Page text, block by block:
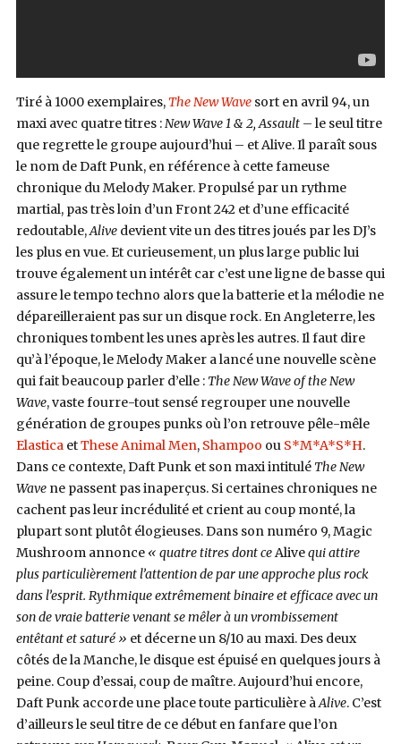
Tiré à 1000 exemplaires,The New Wavesort en avril 94, un
maxi avec quatre titres :New Wave 1 & 2, Assault– le seul titre
que regrette le groupe aujourd’hui – et Alive. Il paraît sous
le nom de Daft Punk, en référence à cette fameuse
chronique du Melody Maker. Propulsé par un rythme
martial, pas très loin d’un Front 242 et d’une efficacité
redoutable,Alivedevient vite un des titres joués par les DJ’s
les plus en vue. Et curieusement, un plus large public lui
trouve également un intérêt car c’est une ligne de basse qui
assure le tempo techno alors que la batterie et la mélodie ne
dépareilleraient pas sur un disque rock. En Angleterre, les
chroniques tombent les unes après les autres. Il faut dire
qu’à l’époque, le Melody Maker a lancé une nouvelle scène
qui fait beaucoup parler d’elle : The New Wave of the New
Wave, vaste fourre-tout sensé regrouper une nouvelle
génération de groupes punks où l’on retrouve pêle-mêle
ElasticaetThese Animal Men, Shampoo ou S*M*A*S*H.
Dans ce contexte, Daft Punk et son maxi intitulé The New
Wavene passent pas inaperçus. Si certaines chroniques ne
cachent pas leur incrédulité et crient au coup monté, la
plupart sont plutôt élogieuses. Dans son numéro 9, Magic
Mushroom annonce « quatre titres dont ceAlivequi attire
plus particulièrement l’attention de par une approche plus rock
dans l’esprit. Rythmique extrêmement binaire et efficace avec un
son de vraie batterie venant se mêler à un vrombissement
entêtant et saturé » et décerne un 8/10 au maxi. Des deux
côtés de la Manche, le disque est épuisé en quelques jours à
peine. Coup d’essai, coup de maître. Aujourd’hui encore,
Daft Punk accorde une place toute particulière àAlive. C’est
d’ailleurs le seul titre de ce début en fanfare que l’on